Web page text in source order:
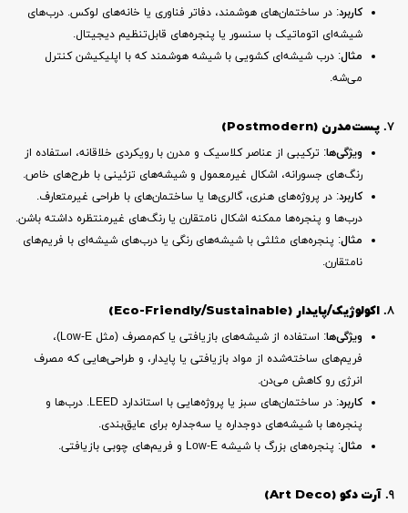
کاربرد: در ساختمان‌های هوشمند، دفاتر فناوری یا خانه‌های لوکس. درب‌های
شیشه‌ای اتوماتیک با سنسور یا پنجره‌های قابل‌تنظیم دیجیتال.
مثال: درب شیشه‌ای کشویی با شیشه هوشمند که با اپلیکیشن کنترل
می‌شه.
۷. پست‌مدرن (Postmodern)
ویژگی‌ها: ترکیبی از عناصر کلاسیک و مدرن با رویکردی خلاقانه، استفاده از
رنگ‌های جسورانه، اشکال غیرمعمول و شیشه‌های تزئینی با طرح‌های خاص.
کاربرد: در پروژه‌های هنری، گالری‌ها یا ساختمان‌های با طراحی غیرمتعارف.
درب‌ها و پنجره‌ها ممکنه اشکال نامتقارن یا رنگ‌های غیرمنتظره داشته باشن.
مثال: پنجره‌های مثلثی با شیشه‌های رنگی یا درب‌های شیشه‌ای با فریم‌های
نامتقارن.
۸. اکولوژیک/پایدار (Eco-Friendly/Sustainable)
ویژگی‌ها
: استفاده از شیشه‌های بازیافتی یا کم‌مصرف (مثل Low-E)،
فریم‌های ساخته‌شده از مواد بازیافتی یا پایدار، و طراحی‌هایی که مصرف
انرژی رو کاهش می‌دن.
کاربرد
: در ساختمان‌های سبز یا پروژه‌هایی با استاندارد LEED. درب‌ها و
پنجره‌ها با شیشه‌های دوجداره یا سه‌جداره برای عایق‌بندی.
مثال: پنجره‌های بزرگ با شیشه Low-E و فریم‌های چوبی بازیافتی.
۹. آرت دکو (Art Deco)